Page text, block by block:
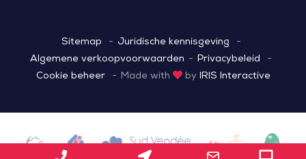
Sitemap
Juridische kennisgeving
Algemene verkoopvoorwaarden
Privacybeleid
Cookie beheer
Made with by IRIS Interactive